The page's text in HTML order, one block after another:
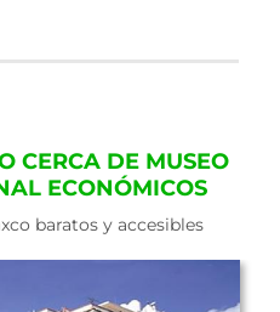
CERCA DE MUSEO
ECONÓMICOS
baratos y accesibles